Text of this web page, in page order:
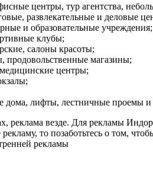
центры, тур агентства,
развлекательные и деловые
и образовательные учреждения;
клубы;
салоны красоты;
продовольственные магазины;
центры;
дома, лифты, лестничные проемы и
реклама везде. Для рекламы
рекламу, то позаботьтесь о том,
рекламы